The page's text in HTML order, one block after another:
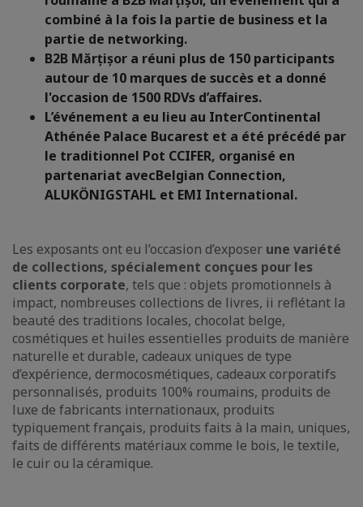
combiné à la fois la partie de business et la
partie de networking.
B2B Mărțișor a réuni plus de 150 participants
autour de 10 marques de succès et a donné
l'occasion de 1500 RDVs d’affaires.
L’événement a eu lieu au InterContinental
Athénée Palace Bucarest et a été précédé par
le traditionnel Pot CCIFER, organisé en
partenariat avecBelgian Connection,
ALUKÖNIGSTAHL et EMI International.
Les exposants ont eu l’occasion d’exposer une variété
de collections, spécialement conçues pour les
clients corporate, tels que : objets promotionnels à
impact, nombreuses collections de livres, ii reflétant la
beauté des traditions locales, chocolat belge,
cosmétiques et huiles essentielles produits de manière
naturelle et durable, cadeaux uniques de type
d’expérience, dermocosmétiques, cadeaux corporatifs
personnalisés, produits 100% roumains, produits de
luxe de fabricants internationaux, produits
typiquement français, produits faits à la main, uniques,
faits de différents matériaux comme le bois, le textile,
le cuir ou la céramique.